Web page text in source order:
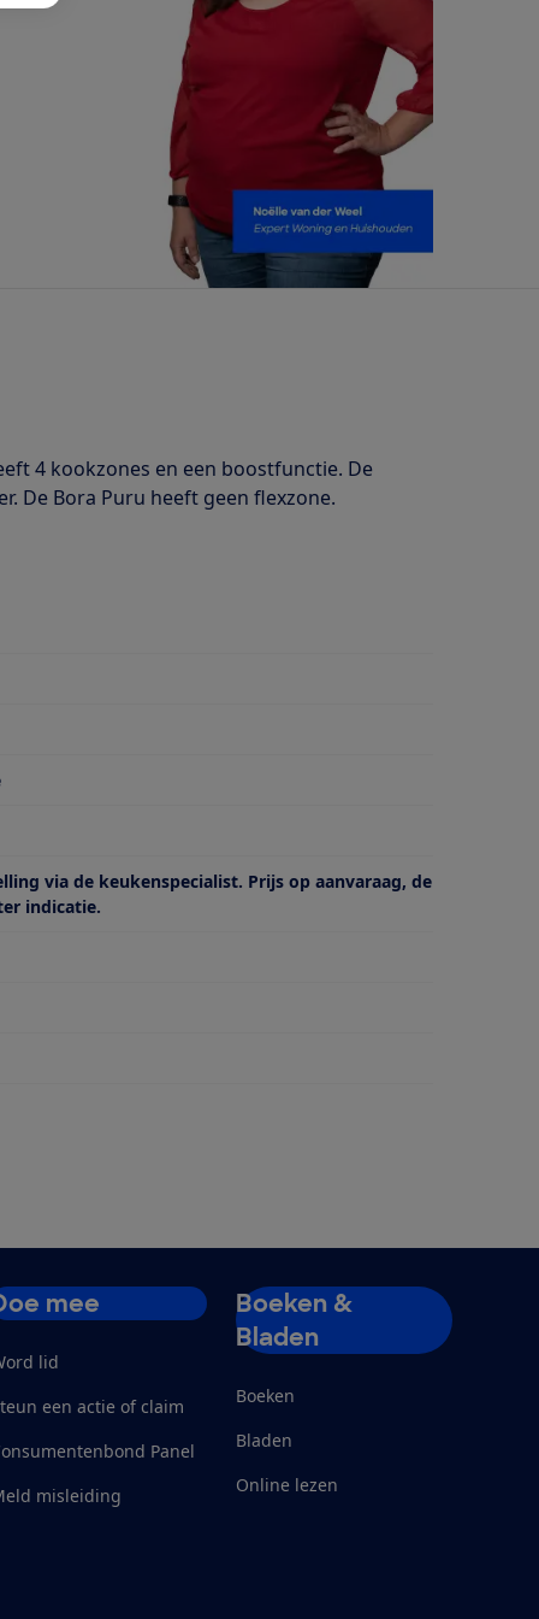
4 kookzones en een boostfunctie. De
De Bora Puru heeft geen flexzone.
via de keukenspecialist. Prijs op aanvaraag, de
indicatie.
mee
lid
een actie of claim
Panel
misleiding
Boeken &
Bladen
Boeken
Bladen
Online lezen